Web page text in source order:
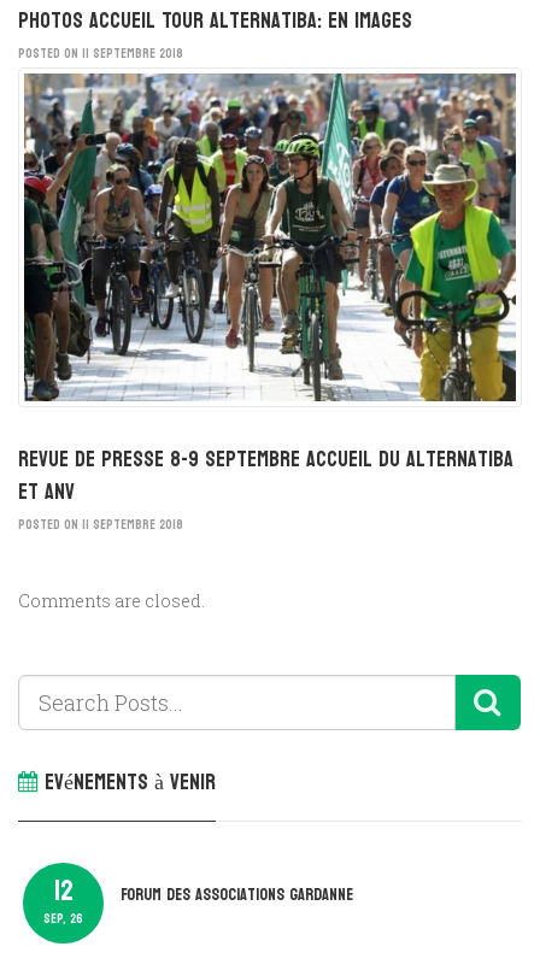
Photos accueil Tour Alternatiba: en images
POSTED ON 11 SEPTEMBRE 2018
Revue de presse 8-9 septembre Accueil du Alternatiba
et ANV
POSTED ON 11 SEPTEMBRE 2018
Comments are closed.
Evénements à venir
12
SEP, 26
Forum des associations Gardanne